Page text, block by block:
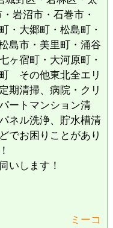
岩沼市・石巻市・
・大郷町・松島町・
島市・美里町・涌谷
ヶ宿町・大河原町・
その他東北全エリ
期清掃、病院・クリ
ートマンション清
ネル洗浄、貯水槽清
でお困りことがあり
いします！
ミーコ